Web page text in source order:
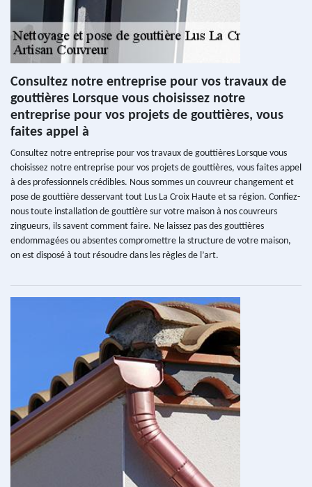
Consultez notre entreprise pour vos travaux de
gouttières Lorsque vous choisissez notre
entreprise pour vos projets de gouttières, vous
faites appel à
Consultez notre entreprise pour vos travaux de gouttières Lorsque vous
choisissez notre entreprise pour vos projets de gouttières, vous faites appel
à des professionnels crédibles. Nous sommes un couvreur changement et
pose de gouttière desservant tout Lus La Croix Haute et sa région. Confiez-
nous toute installation de gouttière sur votre maison à nos couvreurs
zingueurs, ils savent comment faire. Ne laissez pas des gouttières
endommagées ou absentes compromettre la structure de votre maison,
on est disposé à tout résoudre dans les règles de l’art.